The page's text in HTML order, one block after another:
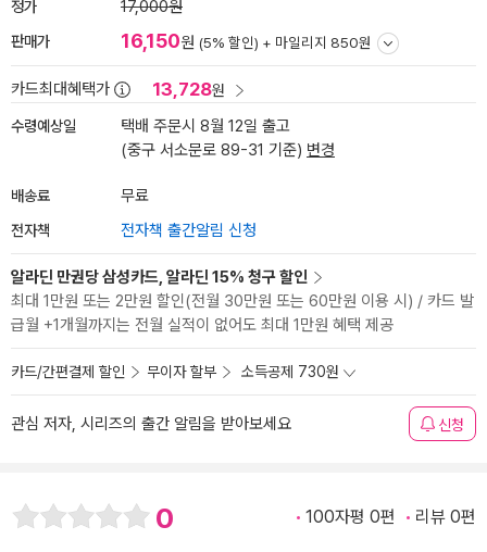
정가 17,000원
판매가 16,150원 (5% 할인) + 마일리지 850원
카드최대혜택가 13,728원
수령예상일
택배 주문시 8월 12일 출고
(중구 서소문로 89-31 기준) 변경
배송료 무료
전자책 전자책 출간알림 신청
알라딘 만권당 삼성카드, 알라딘 15% 청구 할인
최대 1만원 또는 2만원 할인(전월 30만원 또는 60만원 이용 시) / 카드 발
급월 +1개월까지는 전월 실적이 없어도 최대 1만원 혜택 제공
카드/간편결제 할인 무이자 할부 소득공제 730원
관심 저자, 시리즈의 출간 알림을 받아보세요 신청
0 100자평 0편 리뷰 0편